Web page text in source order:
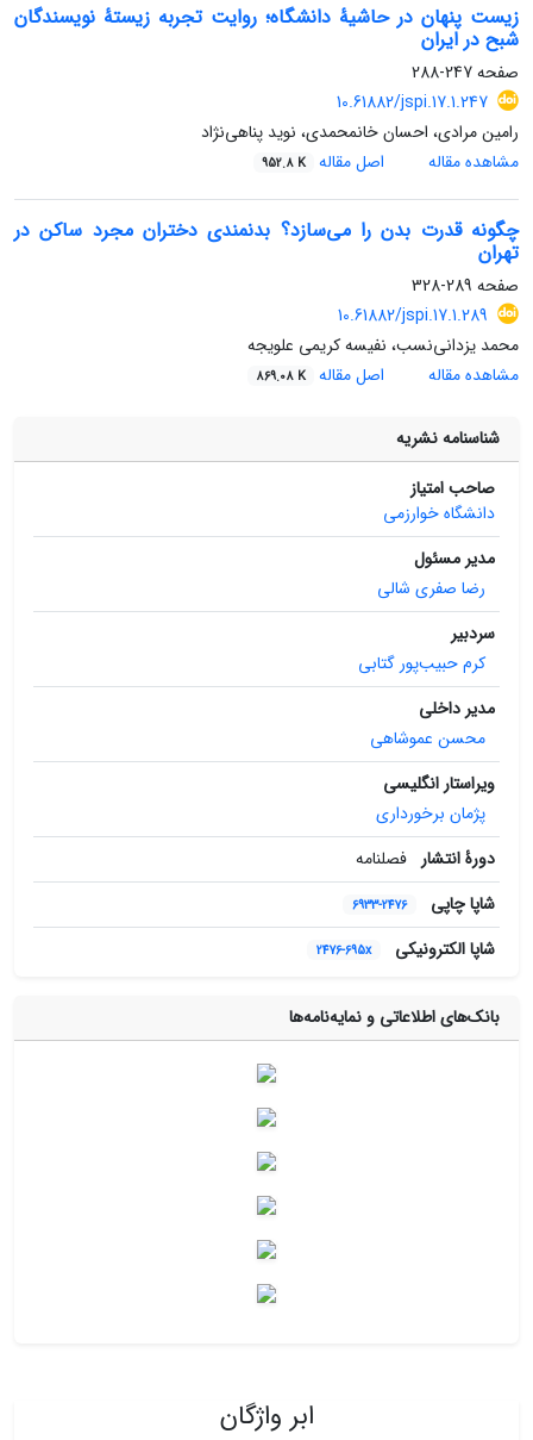
زیست پنهان در حاشیۀ دانشگاه؛ روایت تجربه زیستۀ نویسندگان
شبح در ایران
صفحه247-288
10.61882/jspi.17.1.247
رامین مرادی، احسان خانمحمدی، نوید پناهی‌نژاد
مشاهده مقاله
اصل مقاله 952.8 K
چگونه قدرت بدن را می‌سازد؟ بدنمندی دختران مجرد ساکن در
تهران
صفحه 289-328
10.61882/jspi.17.1.289
محمد یزدانی‌نسب، نفیسه کریمی علویجه
مشاهده مقاله
اصل مقاله 869.08 K
شناسنامه نشریه
صاحب امتیاز
دانشگاه خوارزمی
مدیر مسئول
رضا صفری‌ شالی
سردبیر
کرم حبیب‌پور گتابی
مدیر داخلی
محسن عموشاهی
ویراستار انگلیسی
پژمان برخورداری
دورۀ انتشار فصلنامه
شاپا چاپی
6933-2476
شاپا الکترونیکی 2476-695x
بانک‌های اطلاعاتی و نمایه‌نامه‌ها
ابر واژگان